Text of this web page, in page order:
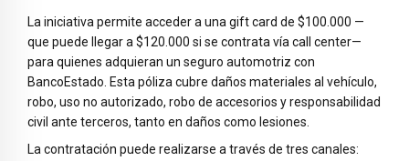
La iniciativa permite acceder a una gift card de $100.000 —
que puede llegar a $120.000 si se contrata vía call center—
para quienes adquieran un seguro automotriz con
BancoEstado. Esta póliza cubre daños materiales al vehículo,
robo, uso no autorizado, robo de accesorios y responsabilidad
civil ante terceros, tanto en daños como lesiones.
La contratación puede realizarse a través de tres canales: